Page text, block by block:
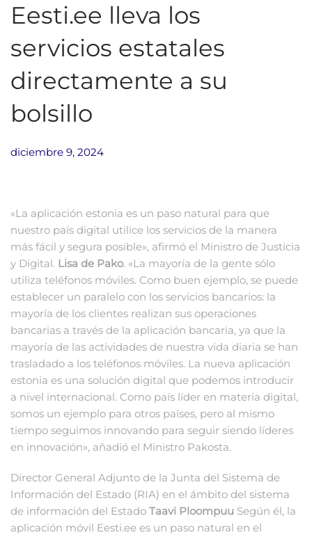
Eesti.ee lleva los
servicios estatales
directamente a su
bolsillo
diciembre 9, 2024
«La aplicación estonia es un paso natural para que
nuestro país digital utilice los servicios de la manera
más fácil y segura posible», afirmó el Ministro de Justicia
y Digital. Lisa de Pako. «La mayoría de la gente sólo
utiliza teléfonos móviles. Como buen ejemplo, se puede
establecer un paralelo con los servicios bancarios: la
mayoría de los clientes realizan sus operaciones
bancarias a través de la aplicación bancaria, ya que la
mayoría de las actividades de nuestra vida diaria se han
trasladado a los teléfonos móviles. La nueva aplicación
estonia es una solución digital que podemos introducir
a nivel internacional. Como país líder en materia digital,
somos un ejemplo para otros países, pero al mismo
tiempo seguimos innovando para seguir siendo líderes
en innovación», añadió el Ministro Pakosta.
Director General Adjunto de la Junta del Sistema de
Información del Estado (RIA) en el ámbito del sistema
de información del Estado Taavi Ploompuu Según él, la
aplicación móvil Eesti.ee es un paso natural en el